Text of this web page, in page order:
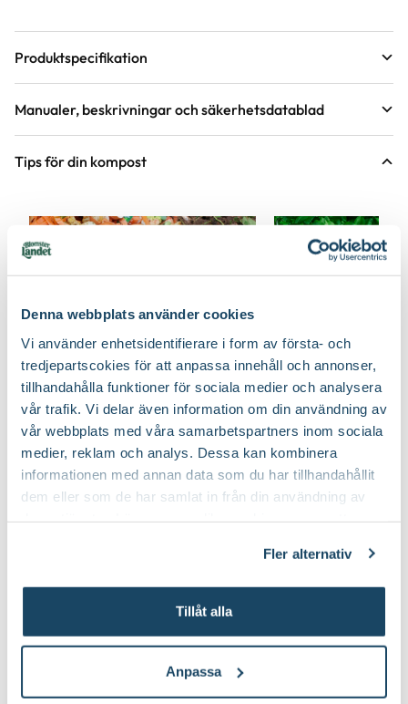
Denna webbplats använder cookies
Vi använder enhetsidentifierare i form av första- och
tredjepartscokies för att anpassa innehåll och annonser,
tillhandahålla funktioner för sociala medier och analysera
vår trafik. Vi delar även information om din användning av
vår webbplats med våra samarbetspartners inom sociala
medier, reklam och analys. Dessa kan kombinera
informationen med annan data som du har tillhandahållit
dem eller som de har samlat in från din användning av
Fler alternativ
Tillåt alla
Anpassa
Produktspecifikation
Material Plast
Bredd
Art nr 330183
Manualer, beskrivningar och säkerhetsdatablad
Tips för din kompost
Guide
Grunder i kompostering –
tolv enkla tips
klimatsmart. Resultatet blir en mullrik,
väldoftande mylla som kraftigt höjer
Guide
10 vanliga
kompostering
enkelt sätt att
köksavfall till
svar på de vanligaste
Du kanske också gillar